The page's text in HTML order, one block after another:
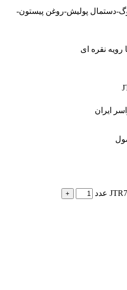
دستمال پولیش-روغن پیستون-
رویه نقره ای
ایران